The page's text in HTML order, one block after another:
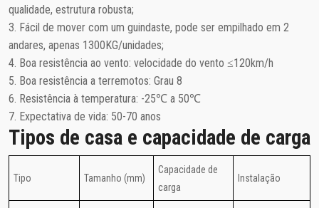
qualidade, estrutura robusta;
3. Fácil de mover com um guindaste, pode ser empilhado em 2
andares, apenas 1300KG/unidades;
4. Boa resistência ao vento: velocidade do vento ≤120km/h
5. Boa resistência a terremotos: Grau 8
6. Resistência à temperatura: -25℃ a 50℃
7. Expectativa de vida: 50-70 anos
Tipos de casa e capacidade de carga
Tipo Tamanho (mm)
Capacidade de
carga
Instalação